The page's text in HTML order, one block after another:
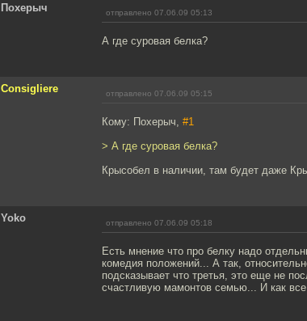
Похерыч отправлено 07.06.09 05:13
А где суровая белка?
Consigliere отправлено 07.06.09 05:15
Кому: Похерыч, #1
> А где суровая белка?
Крысобел в наличии, там будет даже
Yoko отправлено 07.06.09 05:18
Есть мнение что про белку надо
комедия положений... А так,
подсказывает что третья, это еще не
счастливую мамонтов семью... И как